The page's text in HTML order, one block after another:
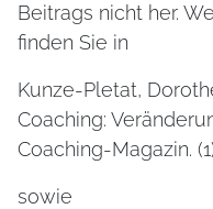
Beitrags nicht her.
finden Sie in
Kunze-Pletat,
Coaching:
Coaching-Magazin.
sowie